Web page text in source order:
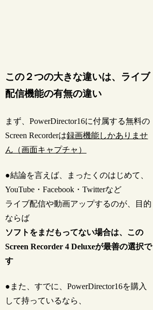
この２つの大きな違いは、ライブ
配信機能の有無の違い
まず、PowerDirector16に付属する無料の
Screen Recorderは録画機能しかありませ
ん（画面キャプチャ）
●結論を言えば、まったくのはじめて、
YouTube・Facebook・Twitterなど
ライブ配信や動画アップするのが、目的
ならば
ソフトをまだもってない場合は、この
Screen Recorder 4 Deluxeが最善の選択で
す
●また、すでに、PowerDirector16を購入
して持っているなら、